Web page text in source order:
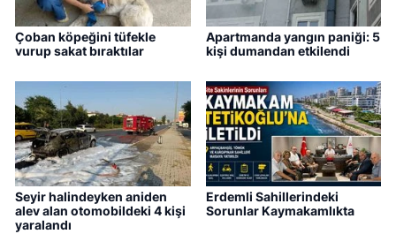
Çoban köpeğini tüfekle
vurup sakat bıraktılar
Apartmanda yangın paniği: 5
kişi dumandan etkilendi
Seyir halindeyken aniden
alev alan otomobildeki 4 kişi
yaralandı
Erdemli Sahillerindeki
Sorunlar Kaymakamlıkta